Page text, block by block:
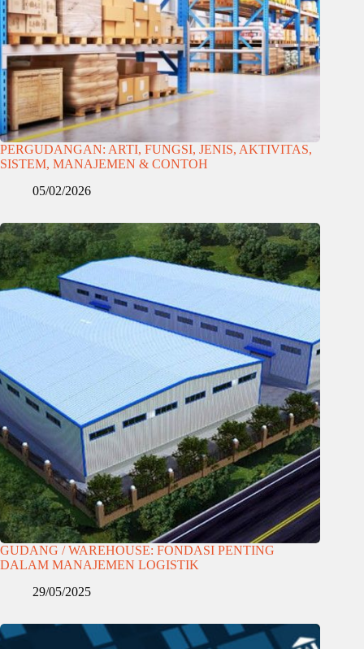
PERGUDANGAN: ARTI, FUNGSI, JENIS, AKTIVITAS,
SISTEM, MANAJEMEN & CONTOH
05/02/2026
GUDANG / WAREHOUSE: FONDASI PENTING
DALAM MANAJEMEN LOGISTIK
29/05/2025